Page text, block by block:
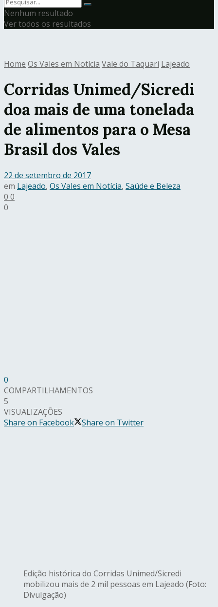
Nenhum resultado
Ver todos os resultados
Home Os Vales em Notícia Vale do Taquari Lajeado
Corridas Unimed/Sicredi
doa mais de uma tonelada
de alimentos para o Mesa
Brasil dos Vales
22 de setembro de 2017
em Lajeado, Os Vales em Notícia, Saúde e Beleza
0 0
0
0
COMPARTILHAMENTOS
5
VISUALIZAÇÕES
Share on Facebook
Share on Twitter
Edição histórica do Corridas Unimed/Sicredi
mobilizou mais de 2 mil pessoas em Lajeado (Foto:
Divulgação)